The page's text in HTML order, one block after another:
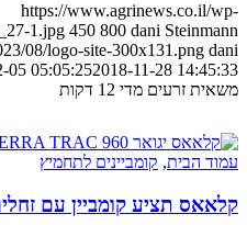
https://
1.jpg 450 800 dani
2023/08/logo-site-300x131.png
12-05 05:05:252018-11-28
זרעים מדי 12 דקות
הבית ,קומביינים לתחמיץ
תציע קומביין עם זחלים